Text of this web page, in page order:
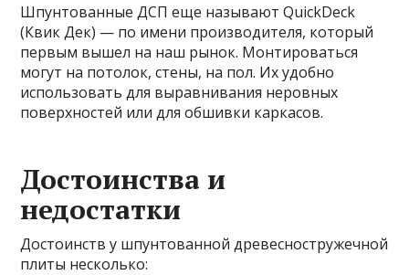
Шпунтованные ДСП еще называют QuickDeck
(Квик Дек) — по имени производителя, который
первым вышел на наш рынок. Монтироваться
могут на потолок, стены, на пол. Их удобно
использовать для выравнивания неровных
поверхностей или для обшивки каркасов.
Достоинства и
недостатки
Достоинств у шпунтованной древесностружечной
плиты несколько: